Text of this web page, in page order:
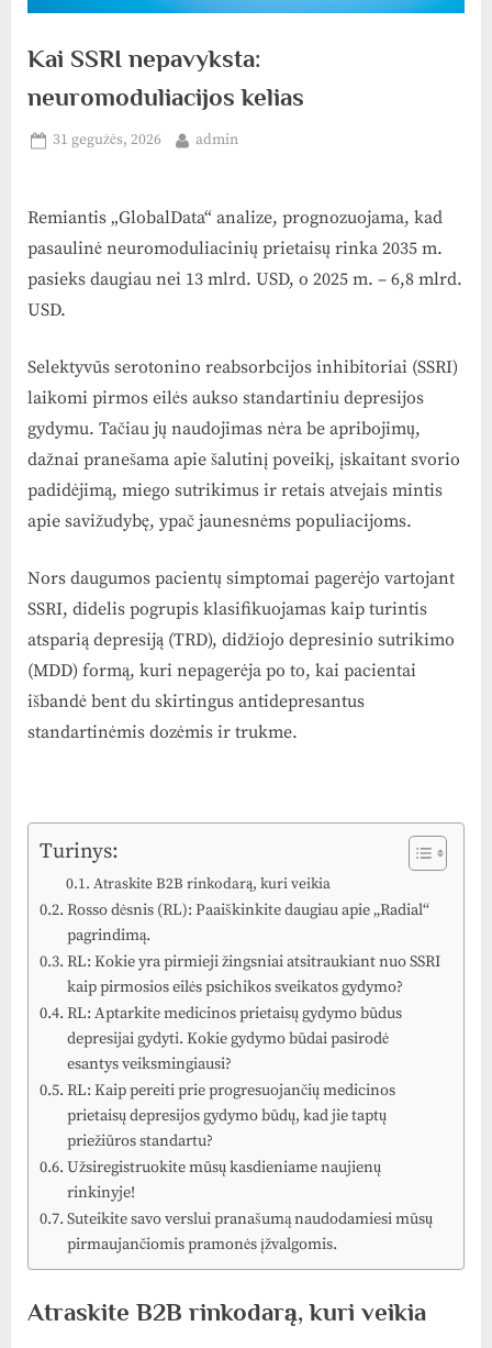
Kai SSRI nepavyksta:
neuromoduliacijos kelias
Posted
31 gegužės, 2026 By
admin
Remiantis „GlobalData“ analize, prognozuojama, kad
pasaulinė neuromoduliacinių prietaisų rinka 2035 m.
pasieks daugiau nei 13 mlrd. USD, o 2025 m. – 6,8 mlrd.
USD.
Selektyvūs serotonino reabsorbcijos inhibitoriai (SSRI)
laikomi pirmos eilės aukso standartiniu depresijos
gydymu. Tačiau jų naudojimas nėra be apribojimų,
dažnai pranešama apie šalutinį poveikį, įskaitant svorio
padidėjimą, miego sutrikimus ir retais atvejais mintis
apie savižudybę, ypač jaunesnėms populiacijoms.
Nors daugumos pacientų simptomai pagerėjo vartojant
SSRI, didelis pogrupis klasifikuojamas kaip turintis
atsparią depresiją (TRD), didžiojo depresinio sutrikimo
(MDD) formą, kuri nepagerėja po to, kai pacientai
išbandė bent du skirtingus antidepresantus
standartinėmis dozėmis ir trukme.
Turinys:
Atraskite B2B rinkodarą, kuri veikia
Rosso dėsnis (RL): Paaiškinkite daugiau apie „Radial“
pagrindimą.
RL: Kokie yra pirmieji žingsniai atsitraukiant nuo SSRI
kaip pirmosios eilės psichikos sveikatos gydymo?
RL: Aptarkite medicinos prietaisų gydymo būdus
depresijai gydyti. Kokie gydymo būdai pasirodė
esantys veiksmingiausi?
RL: Kaip pereiti prie progresuojančių medicinos
prietaisų depresijos gydymo būdų, kad jie taptų
priežiūros standartu?
Užsiregistruokite mūsų kasdieniame naujienų
rinkinyje!
Suteikite savo verslui pranašumą naudodamiesi mūsų
pirmaujančiomis pramonės įžvalgomis.
Atraskite B2B rinkodarą, kuri veikia